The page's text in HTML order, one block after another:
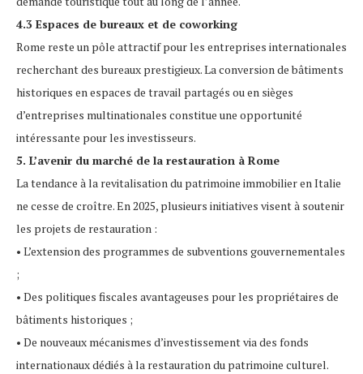
4.3 Espaces de bureaux et de coworking
Rome reste un pôle attractif pour les entreprises internationales
recherchant des bureaux prestigieux. La conversion de bâtiments
historiques en espaces de travail partagés ou en sièges
d’entreprises multinationales constitue une opportunité
intéressante pour les investisseurs.
5. L’avenir du marché de la restauration à Rome
La tendance à la revitalisation du patrimoine immobilier en Italie
ne cesse de croître. En 2025, plusieurs initiatives visent à soutenir
les projets de restauration :
• L’extension des programmes de subventions gouvernementales
;
• Des politiques fiscales avantageuses pour les propriétaires de
bâtiments historiques ;
• De nouveaux mécanismes d’investissement via des fonds
internationaux dédiés à la restauration du patrimoine culturel.